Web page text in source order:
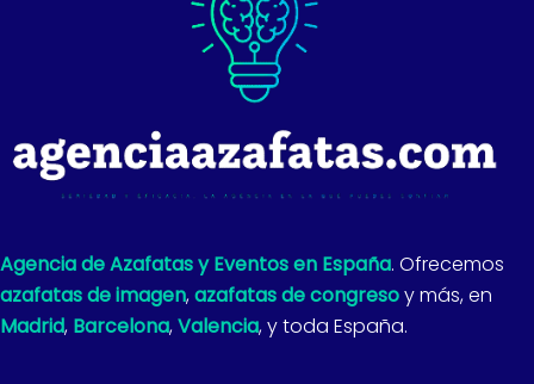
Agencia de Azafatas y Eventos en España. Ofrecemos
azafatas de imagen,azafatas de congresoy más, en
Madrid, Barcelona,Valencia, y toda España.